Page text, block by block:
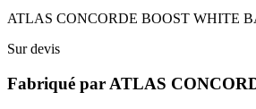
ATLAS CONCORDE BOOST WHITE
Sur devis
Fabriqué par ATLAS